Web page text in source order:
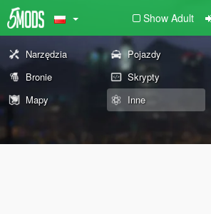
Show Adult
Narzędzia Pojazdy
Bronie
Skrypty
Mapy
Inne